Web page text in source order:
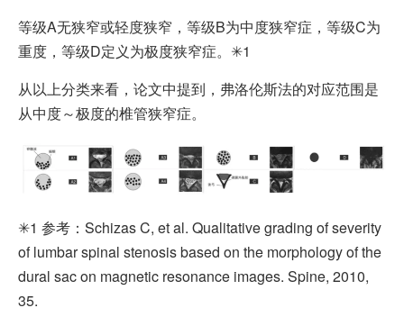
等级A无狭窄或轻度狭窄，等级B为中度狭窄症，等级C为
重度，等级D定义为极度狭窄症。✳1
从以上分类来看，论文中提到，弗洛伦斯法的对应范围是
从中度～极度的椎管狭窄症。
✳1 参考：Schizas C, et al. Qualitative grading of severity
of lumbar spinal stenosis based on the morphology of the
dural sac on magnetic resonance images. Spine, 2010,
35.